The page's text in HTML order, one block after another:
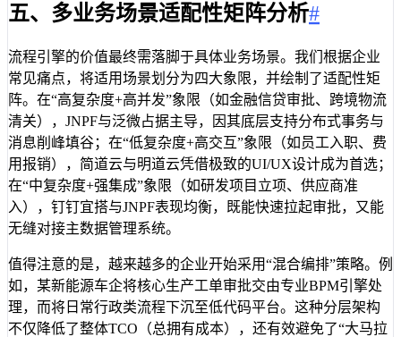
五、多业务场景适配性矩阵分析#
流程引擎的价值最终需落脚于具体业务场景。我们根据企业
常见痛点，将适用场景划分为四大象限，并绘制了适配性矩
阵。在“高复杂度+高并发”象限（如金融信贷审批、跨境物流
清关），JNPF与泛微占据主导，因其底层支持分布式事务与
消息削峰填谷；在“低复杂度+高交互”象限（如员工入职、费
用报销），简道云与明道云凭借极致的UI/UX设计成为首选；
在“中复杂度+强集成”象限（如研发项目立项、供应商准
入），钉钉宜搭与JNPF表现均衡，既能快速拉起审批，又能
无缝对接主数据管理系统。
值得注意的是，越来越多的企业开始采用“混合编排”策略。例
如，某新能源车企将核心生产工单审批交由专业BPM引擎处
理，而将日常行政类流程下沉至低代码平台。这种分层架构
不仅降低了整体TCO（总拥有成本），还有效避免了“大马拉